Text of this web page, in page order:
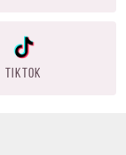
TIKTOK